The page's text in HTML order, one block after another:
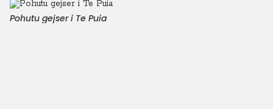
Pohutu gejser i Te Puia